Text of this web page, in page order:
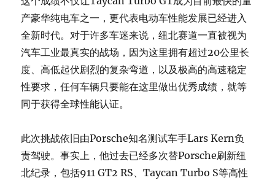
产豪华纯电车之一，更代表电动车性能发展已经进入
全新时代。对于许多车迷来说，纽北赛道一直被视为
汽车工业最真实的战场，因为这里拥有超过20公里长
度、高低起伏剧烈的复杂弯道，以及极高的高速稳定
性要求，任何车辆只要能在这里做出优秀成绩，就等
同于获得全球性能认证。
此次挑战依旧由Porsche知名测试车手Lars Kern负
责驾驶。事实上，他过去已经多次替Porsche刷新纽
北纪录，包括911 GT2 RS、Taycan Turbo S等高性